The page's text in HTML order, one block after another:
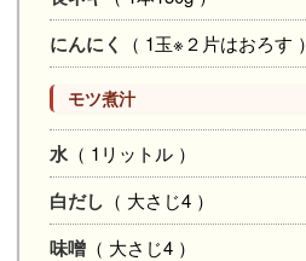
にんにく （ 1玉※２片はおろす ）
モツ煮汁
水 （ 1リットル ）
白だし （ 大さじ4 ）
味噌 （ 大さじ4 ）